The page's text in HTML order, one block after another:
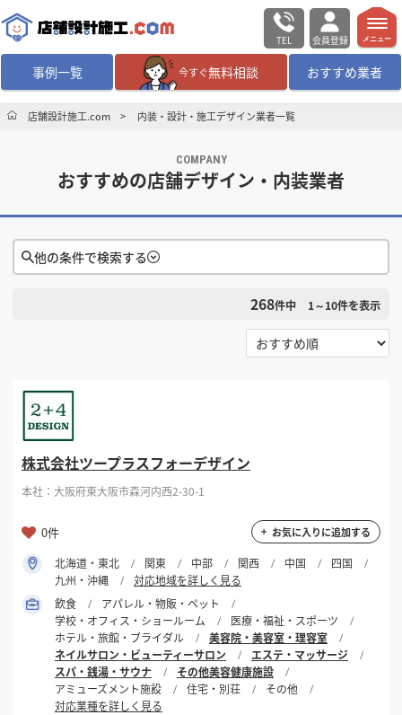
TEL 会員登録
事例一覧 今すぐ無料相談 おすすめ業者
無料相談 ログイン／会員登録
業者を探す
店舗・商業施設の施工事例を探す
マッチング案件一覧
掲載希望のデザイン
店舗開業・改装をご検討中の方へ
メニュー
店舗設計施工.com 内装・設計・施工デザイン業者一覧
COMPANY
おすすめの店舗デザイン・内装業者
他の条件で検索する
美容院・美容室・理容室
ネイルサロン・ビューティーサロン
スパ・銭湯・サウナ
その他美容健康施設
設計・施工範囲
フリーワード
268件中 1～10件を表示
株式会社ツープラスフォーデザイン
本社：大阪府東大阪市森河内西2-30-1
0件 お気に入りに追加する
北海道・東北 関東 中部 関西 中国
四国
九州・沖縄
対応地域を詳しく見る
飲食
アパレル・物販・ペット
学校・オフィス・ショールーム
医療・福祉・スポーツ
ホテル・旅館・ブライダル
美容院・美容室・理容室
ネイルサロン・ビューティーサロン
エステ・マッサージ
スパ・銭湯・サウナ
その他美容健康施設
アミューズメント施設
住宅・別荘
その他
対応業種を詳しく見る